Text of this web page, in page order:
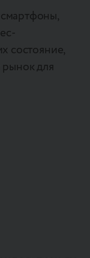
состояние,
для